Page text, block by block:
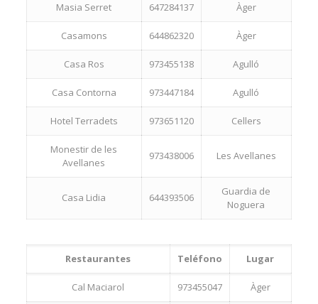
Masia Serret 647284137 Àger
Casamons 644862320 Àger
Casa Ros 973455138 Agulló
Casa Contorna 973447184 Agulló
Hotel Terradets 973651120 Cellers
Monestir de les
Avellanes
973438006 Les Avellanes
Casa Lidia 644393506
Guardia de
Noguera
Cal Maciarol 973455047 Àger
Restaurantes Teléfono Lugar